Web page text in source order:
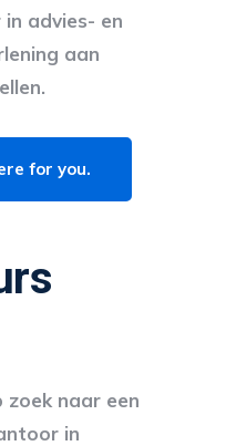
advies- en
aan
for you.
zoek naar een
in